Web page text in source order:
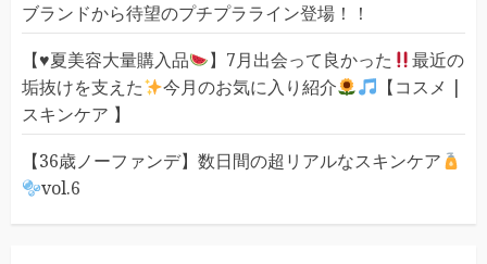
ブランドから待望のプチプラライン登場！！
【♥️夏美容大量購入品 】7月出会って良かった
最近の
垢抜けを支えた
今月のお気に入り紹介
【コスメ |
スキンケア 】
【36歳ノーファンデ】数日間の超リアルなスキンケア
vol.6